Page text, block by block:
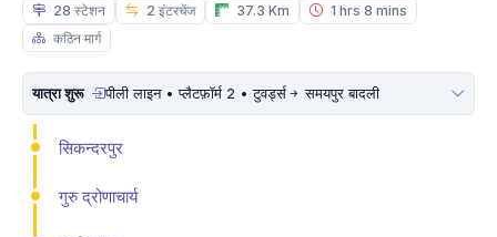
28 स्टेशन 2 इंटरचेंज 37.3 Km
1 hrs 8 mins
कठिन मार्ग
यात्रा शुरू पीली लाइन • प्लैटफ़ॉर्म 2 • टुवर्ड्स समयपुर बादली
सिकन्दरपुर
गुरु द्रोणाचार्य